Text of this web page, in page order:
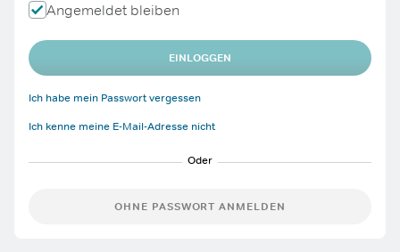
Angemeldet bleiben
EINLOGGEN
Ich habe mein Passwort vergessen
Ich kenne meine E-Mail-Adresse nicht
OHNE PASSWORT ANMELDEN